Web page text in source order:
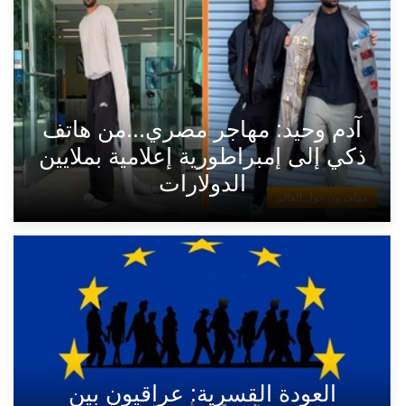
مهاجرون حول العالم
آدم وحيد: مهاجر مصري...من هاتف
ذكي إلى إمبراطورية إعلامية بملايين
الدولارات
العودة القسرية: عراقيون بين